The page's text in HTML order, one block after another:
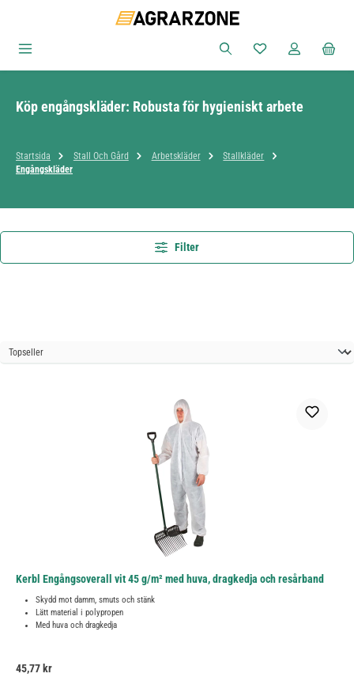
Du har 0 objekt i
Köp engångskläder: Robusta för hygieniskt arbete
Startsida Stall Och Gård Arbetskläder
Stallkläder
Engångskläder
Filter
Kerbl Engångsoverall vit 45 g/m² med huva, dragkedja och resårband
Skydd mot damm, smuts och stänk
Lätt material i polypropen
Med huva och dragkedja
Ordinarie pris:
45,77 kr